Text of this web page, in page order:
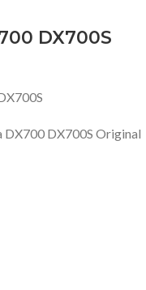
DX700S
DX700 DX700S Original